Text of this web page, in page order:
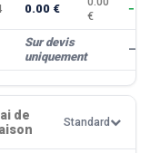
0.00 €
€
Sur devis
uniquement
—
de
Standard